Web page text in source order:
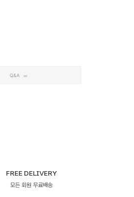
Q&A
FREE DELIVERY
모든 회원 무료배송